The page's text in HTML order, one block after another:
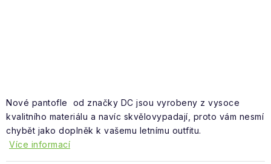
Obchodní podmínky
Nové pantofle od značky DC jsou vyrobeny z vysoce
kvalitního materiálu a navíc skvělovypadají, proto vám nesmí
chybět jako doplněk k vašemu letnímu outfitu.
Více informací